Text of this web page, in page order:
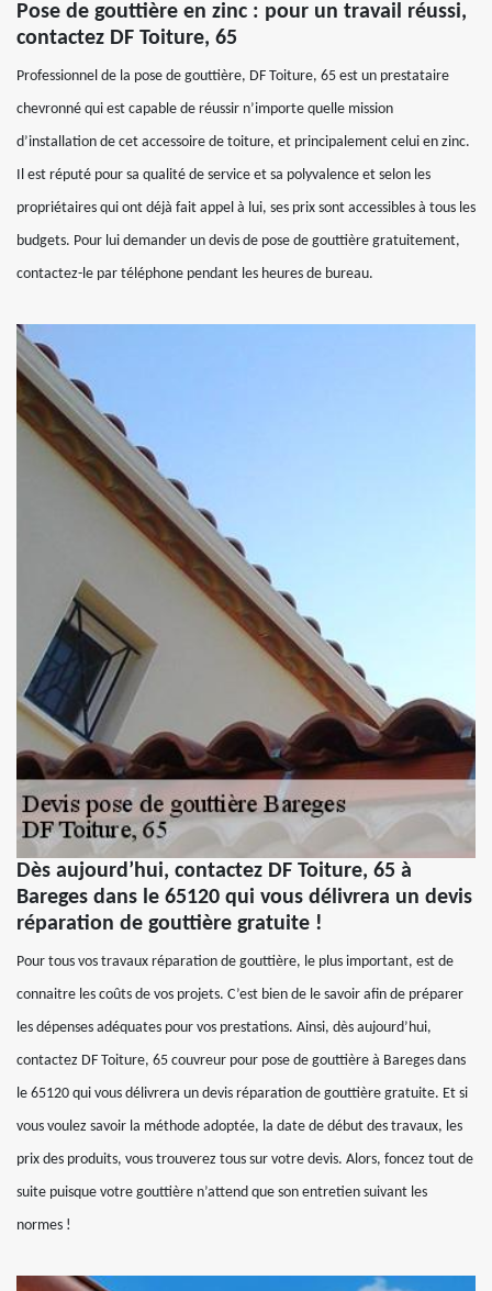
Pose de gouttière en zinc : pour un travail réussi,
contactez DF Toiture, 65
Professionnel de la pose de gouttière, DF Toiture, 65 est un prestataire
chevronné qui est capable de réussir n’importe quelle mission
d’installation de cet accessoire de toiture, et principalement celui en zinc.
Il est réputé pour sa qualité de service et sa polyvalence et selon les
propriétaires qui ont déjà fait appel à lui, ses prix sont accessibles à tous les
budgets. Pour lui demander un devis de pose de gouttière gratuitement,
contactez-le par téléphone pendant les heures de bureau.
Dès aujourd’hui, contactez DF Toiture, 65 à
Bareges dans le 65120 qui vous délivrera un devis
réparation de gouttière gratuite !
Pour tous vos travaux réparation de gouttière, le plus important, est de
connaitre les coûts de vos projets. C’est bien de le savoir afin de préparer
les dépenses adéquates pour vos prestations. Ainsi, dès aujourd’hui,
contactez DF Toiture, 65 couvreur pour pose de gouttière à Bareges dans
le 65120 qui vous délivrera un devis réparation de gouttière gratuite. Et si
vous voulez savoir la méthode adoptée, la date de début des travaux, les
prix des produits, vous trouverez tous sur votre devis. Alors, foncez tout de
suite puisque votre gouttière n’attend que son entretien suivant les
normes !